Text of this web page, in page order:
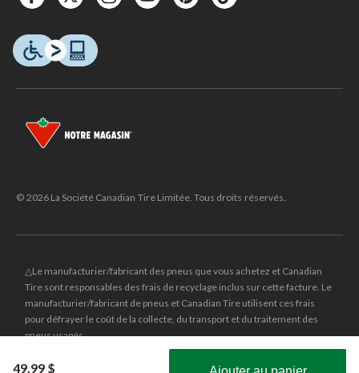
49,99 $
© 2026 La Société Canadian Tire Limitée. Tous droits réservés.
△Le manufacturier/fabricant des pneus que vous achetez et Canadian
Tire sont responsables des frais de recyclage inclus sur cette facture. Le
manufacturier/fabricant de pneus et Canadian Tire utilisent ces frais
pour défrayer le coût de la collecte, du transport et du traitement des
pneus usagés.
et le logo du triangle CANADIAN TIRE sont des